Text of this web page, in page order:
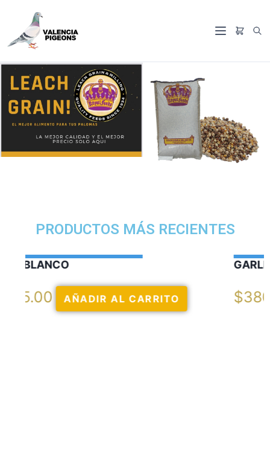
PRODUCTOS MÁS RECIENTES
GARLIC OIL VERCELAGA
$ 380.00 AÑADIR AL CARRITO